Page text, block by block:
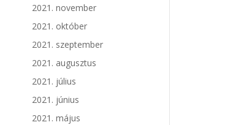
2021. november
2021. október
2021. szeptember
2021. augusztus
2021. július
2021. június
2021. május